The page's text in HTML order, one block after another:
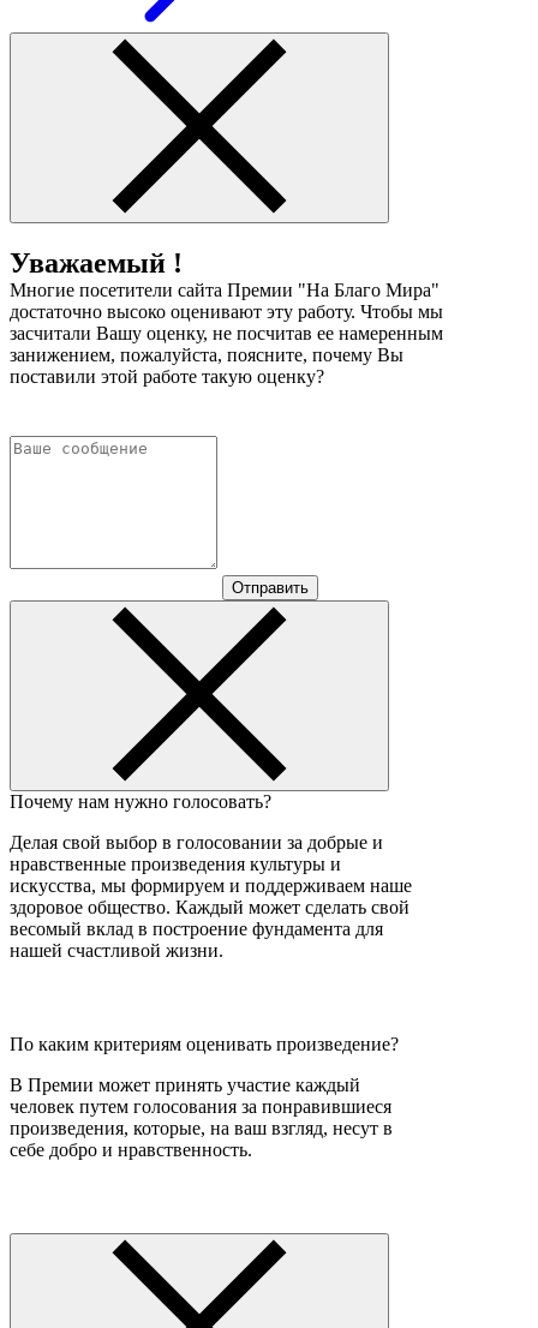
Уважаемый !
Многие посетители сайта Премии "На Благо Мира"
достаточно высоко оценивают эту работу. Чтобы мы
засчитали Вашу оценку, не посчитав ее намеренным
занижением, пожалуйста, поясните, почему Вы
поставили этой работе такую оценку?
Отправить
Почему нам нужно голосовать?
Делая свой выбор в голосовании за добрые и
нравственные произведения культуры и
искусства, мы формируем и поддерживаем наше
здоровое общество. Каждый может сделать свой
весомый вклад в построение фундамента для
нашей счастливой жизни.
По каким критериям оценивать произведение?
В Премии может принять участие каждый
человек путем голосования за понравившиеся
произведения, которые, на ваш взгляд, несут в
себе добро и нравственность.